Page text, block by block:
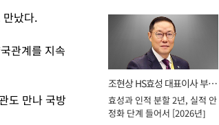
만났다.
관계를 지속
도 만나 국방
조현상 HS효성 대표이사 부회
장
효성과 인적 분할 2년, 실적 안
정화 단계 들어서 [2026년]